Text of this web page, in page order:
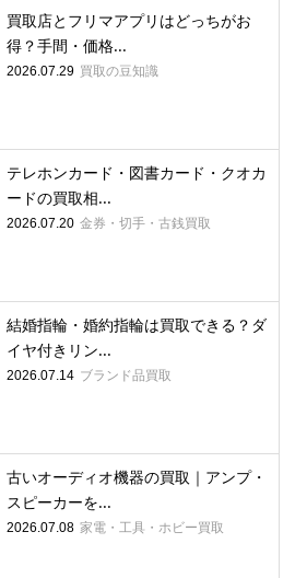
買取店とフリマアプリはどっちがお
得？手間・価格...
2026.07.29 買取の豆知識
テレホンカード・図書カード・クオカ
ードの買取相...
2026.07.20 金券・切手・古銭買取
結婚指輪・婚約指輪は買取できる？ダ
イヤ付きリン...
2026.07.14 ブランド品買取
古いオーディオ機器の買取｜アンプ・
スピーカーを...
2026.07.08 家電・工具・ホビー買取